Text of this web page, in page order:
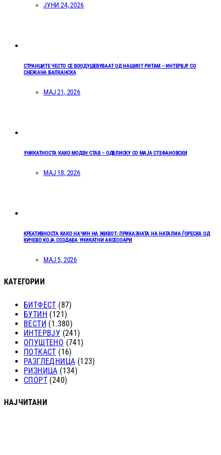
ЈУНИ 24, 2026
СТРАНЦИТЕ ЧЕСТО СЕ ВООДУШЕВУВААТ ОД НАШИОТ РИТАМ – ИНТЕРВЈУ СО
СНЕЖАНА БАЛКАНСКА
МАЈ 21, 2026
УНИКАТНОСТА КАКО МОДЕН СТАВ – ОДБЛИСКУ СО МАЈА СТЕФАНОВСКИ
МАЈ 18, 2026
КРЕАТИВНОСТА КАКО НАЧИН НА ЖИВОТ: ПРИКАЗНАТА НА НАТАЛИА ЃОРЕСКА ОД
КИЧЕВО КОЈА СОЗДАВА УНИКАТНИ АКСЕСОАРИ
МАЈ 5, 2026
КАТЕГОРИИ
БИТФЕСТ (87)
БУТИН (121)
ВЕСТИ (1.380)
ИНТЕРВЈУ (241)
ОПУШТЕНО (741)
ПОТКАСТ (16)
РАЗГЛЕДНИЦА (123)
РИЗНИЦА (134)
СПОРТ (240)
НАЈЧИТАНИ